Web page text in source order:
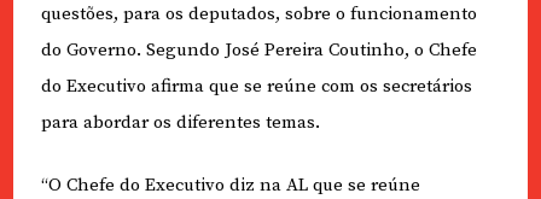
questões, para os deputados, sobre o funcionamento
do Governo. Segundo José Pereira Coutinho, o Chefe
do Executivo afirma que se reúne com os secretários
para abordar os diferentes temas.
“O Chefe do Executivo diz na AL que se reúne